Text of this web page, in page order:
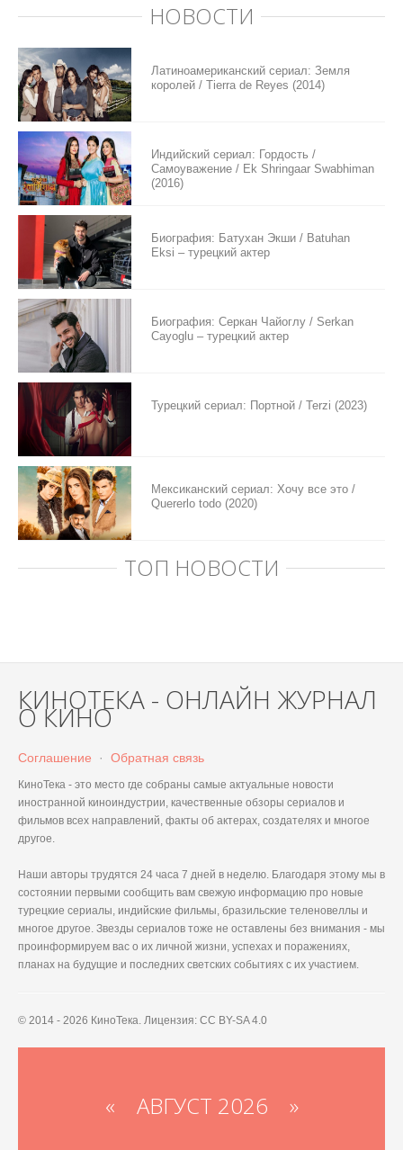
НОВОСТИ
Латиноамериканский сериал: Земля
королей / Tierra de Reyes (2014)
Индийский сериал: Гордость /
Самоуважение / Ek Shringaar Swabhiman
(2016)
Биография: Батухан Экши / Batuhan
Eksi – турецкий актер
Биография: Серкан Чайоглу / Serkan
Cayoglu – турецкий актер
Турецкий сериал: Портной / Terzi (2023)
Мексиканский сериал: Хочу все это /
Quererlo todo (2020)
ТОП НОВОСТИ
КИНОТЕКА - ОНЛАЙН ЖУРНАЛ
О КИНО
Соглашение · Обратная связь
КиноТека - это место где собраны самые актуальные новости
иностранной киноиндустрии, качественные обзоры сериалов и
фильмов всех направлений, факты об актерах, создателях и многое
другое.
Наши авторы трудятся 24 часа 7 дней в неделю. Благодаря этому мы в
состоянии первыми сообщить вам свежую информацию про новые
турецкие сериалы, индийские фильмы, бразильские теленовеллы и
многое другое. Звезды сериалов тоже не оставлены без внимания - мы
проинформируем вас о их личной жизни, успехах и поражениях,
планах на будущие и последних светских событиях с их участием.
© 2014 - 2026 КиноТека. Лицензия: CC BY-SA 4.0
« АВГУСТ 2026 »